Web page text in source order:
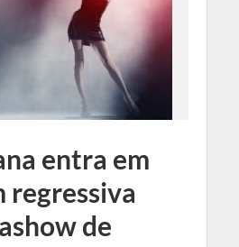
entra em
regressiva
de